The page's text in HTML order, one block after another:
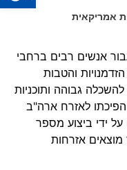
אמריקאית
אנשים רבים ברחבי
והטבות
גבוהה ותוכניות
הפיכתו לאזרח ארה"ב
על ידי ביצוע מספר
אזרחות